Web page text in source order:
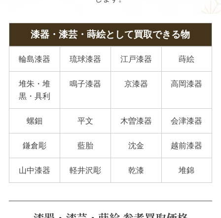
漆器・漆芸・蒔絵として買取できる物
輪島漆器 琉球漆器 江戸漆器 蒔絵
堆朱・堆
黒・具利
鳴子漆器 京漆器 高岡漆器
螺鈿 平文 木曽漆器 会津漆器
鎌倉彫 藍胎 沈金 越前漆器
山中漆器 軽井沢彫 乾漆 堆錦